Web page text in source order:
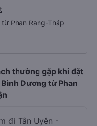
Phan Rang-Tháp
thường gặp khi đặt
Dương từ Phan
đi Tân Uyên -